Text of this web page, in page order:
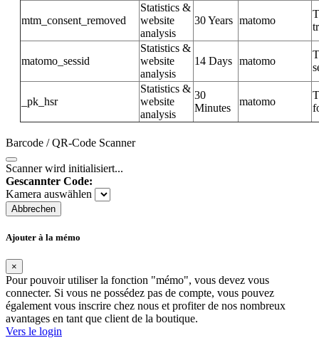
mtm_consent_removed
Statistics &
website
analysis
30 Years matomo
matomo_sessid
Statistics &
website
analysis
14 Days matomo
_pk_hsr
Statistics &
website
analysis
30
Minutes
matomo
Barcode / QR-Code Scanner
Scanner wird initialisiert...
Gescannter Code:
Kamera auswählen
Abbrechen
Ajouter à la mémo
×
Pour pouvoir utiliser la fonction "mémo", vous devez vous
connecter. Si vous ne possédez pas de compte, vous pouvez
également vous inscrire chez nous et profiter de nos nombreux
avantages en tant que client de la boutique.
Vers le login